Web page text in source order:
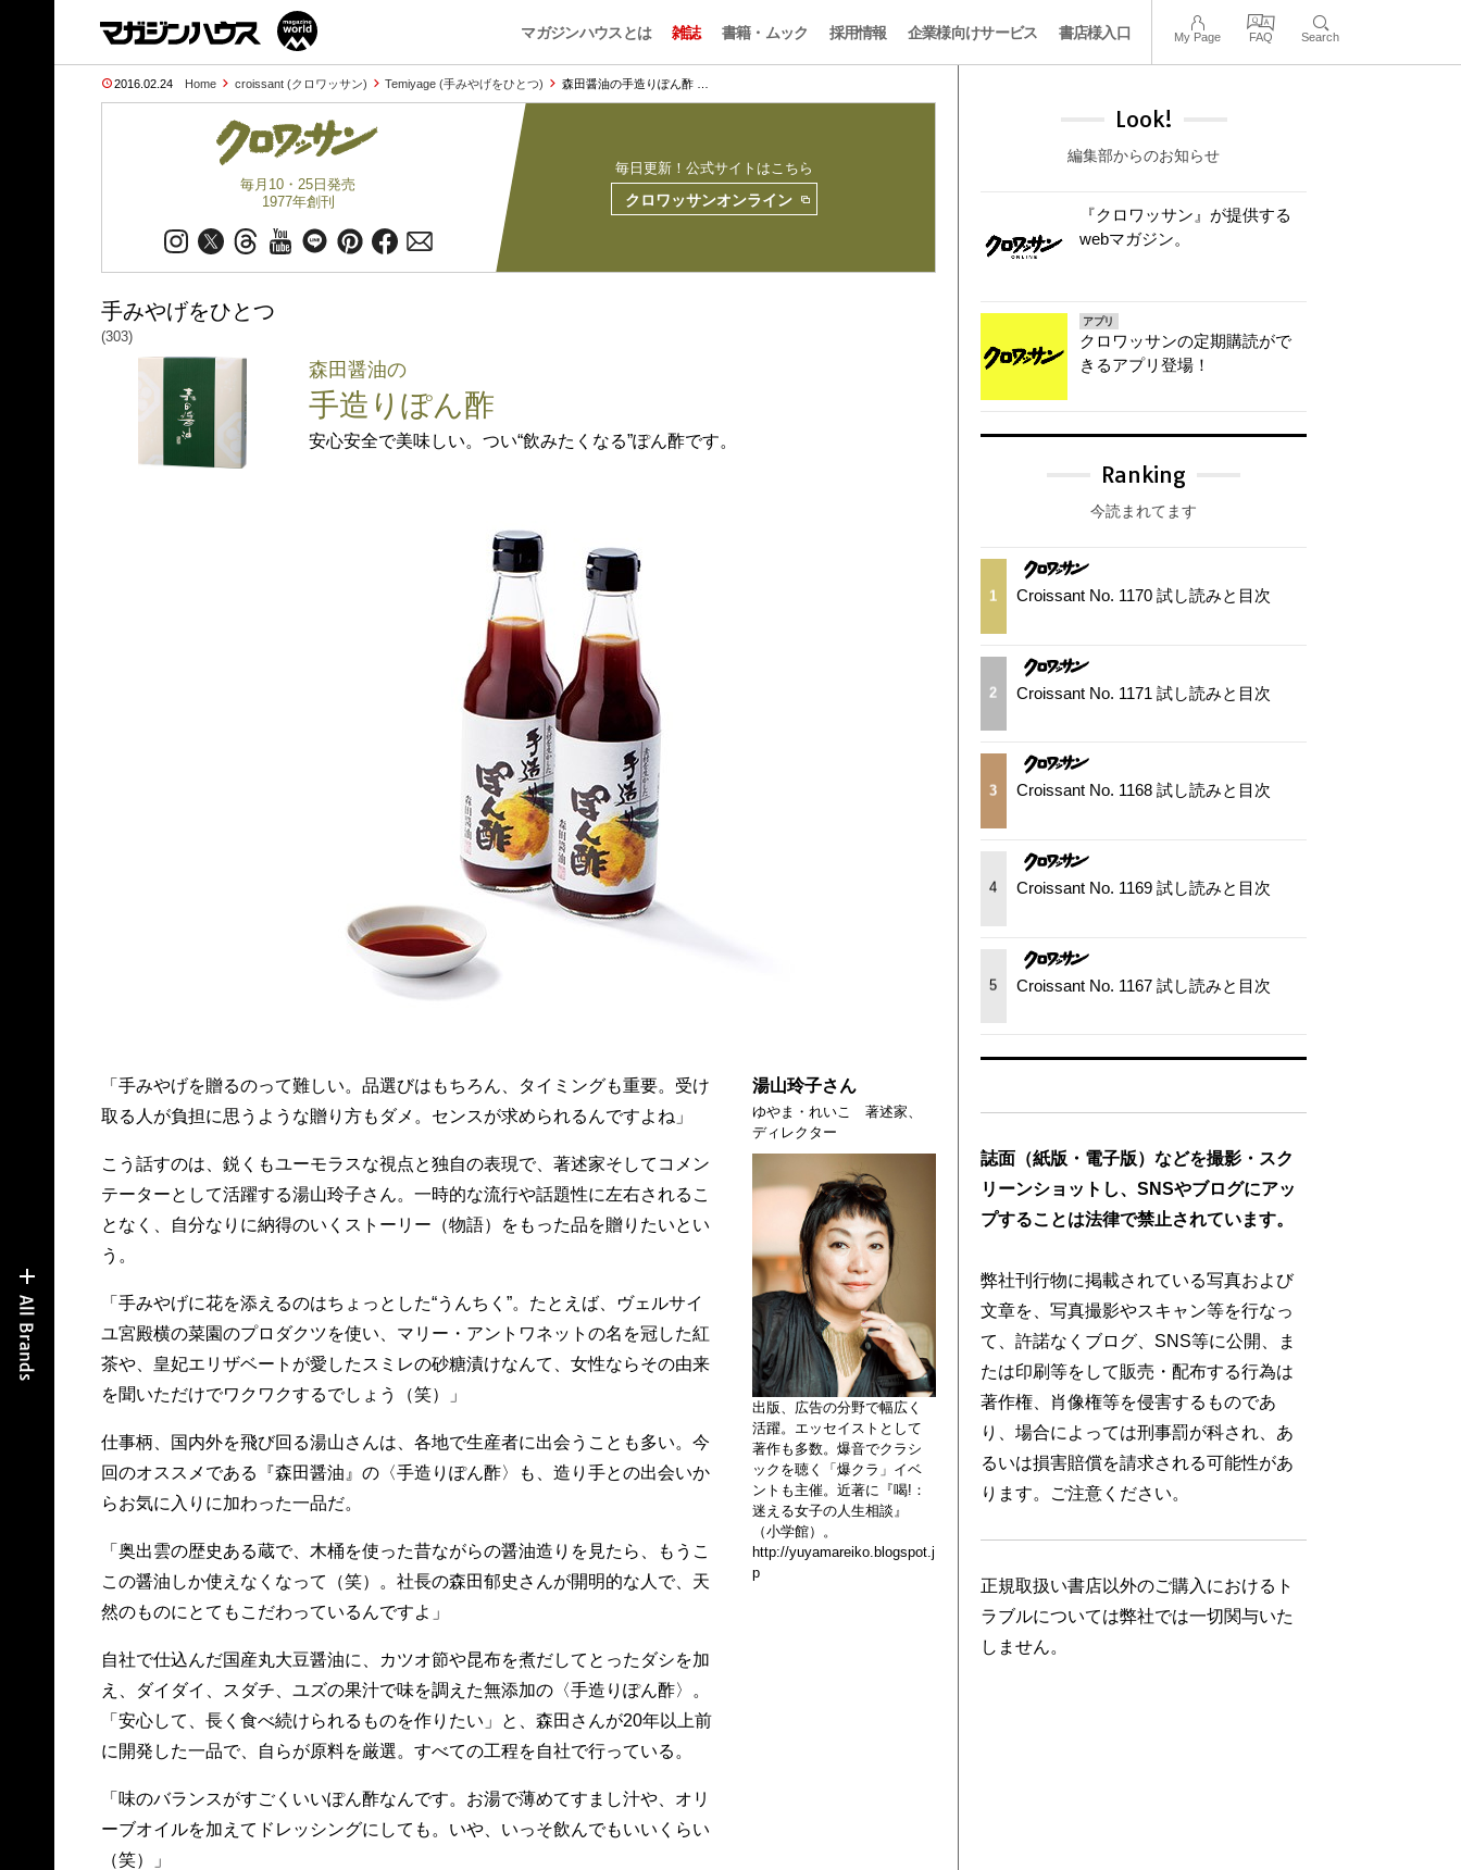
マガジンハウスとは 雑誌 書籍・ムック 採用情報 企業様向けサービス 書店様入口 My Page FAQ Search
2016.02.24 Home croissant (クロワッサン) Temiyage (手みやげをひとつ) 森田醤油の手造りぽん酢 …
毎月10・25日発売
1977年創刊
毎日更新！公式サイトはこちら
クロワッサンオンライン
手みやげをひとつ
(303)
森田醤油の
手造りぽん酢
安心安全で美味しい。つい“飲みたくなる”ぽん酢です。
「手みやげを贈るのって難しい。品選びはもちろん、タイミングも重要。受け
取る人が負担に思うような贈り方もダメ。センスが求められるんですよね」
こう話すのは、鋭くもユーモラスな視点と独自の表現で、著述家そしてコメン
テーターとして活躍する湯山玲子さん。一時的な流行や話題性に左右されるこ
となく、自分なりに納得のいくストーリー（物語）をもった品を贈りたいとい
う。
「手みやげに花を添えるのはちょっとした“うんちく”。たとえば、ヴェルサイ
ユ宮殿横の菜園のプロダクツを使い、マリー・アントワネットの名を冠した紅
茶や、皇妃エリザベートが愛したスミレの砂糖漬けなんて、女性ならその由来
を聞いただけでワクワクするでしょう（笑）」
仕事柄、国内外を飛び回る湯山さんは、各地で生産者に出会うことも多い。今
回のオススメである『森田醤油』の〈手造りぽん酢〉も、造り手との出会いか
らお気に入りに加わった一品だ。
「奥出雲の歴史ある蔵で、木桶を使った昔ながらの醤油造りを見たら、もうこ
この醤油しか使えなくなって（笑）。社長の森田郁史さんが開明的な人で、天
然のものにとてもこだわっているんですよ」
自社で仕込んだ国産丸大豆醤油に、カツオ節や昆布を煮だしてとったダシを加
え、ダイダイ、スダチ、ユズの果汁で味を調えた無添加の〈手造りぽん酢〉。
「安心して、長く食べ続けられるものを作りたい」と、森田さんが20年以上前
に開発した一品で、自らが原料を厳選。すべての工程を自社で行っている。
「味のバランスがすごくいいぽん酢なんです。お湯で薄めてすまし汁や、オリ
ーブオイルを加えてドレッシングにしても。いや、いっそ飲んでもいいくらい
（笑）」
湯山玲子さん
ゆやま・れいこ 著述家、
ディレクター
出版、広告の分野で幅広く
活躍。エッセイストとして
著作も多数。爆音でクラシ
ックを聴く「爆クラ」イベ
ントも主催。近著に『喝!：
迷える女子の人生相談』
（小学館）。
http://yuyamareiko.blogspot.j
p
Look!
編集部からのお知らせ
『クロワッサン』が提供する
webマガジン。
アプリ
クロワッサンの定期購読がで
きるアプリ登場！
Ranking
今読まれてます
1 Croissant No. 1170 試し読みと目次
2 Croissant No. 1171 試し読みと目次
3 Croissant No. 1168 試し読みと目次
4 Croissant No. 1169 試し読みと目次
5 Croissant No. 1167 試し読みと目次
誌面（紙版・電子版）などを撮影・スク
リーンショットし、SNSやブログにアッ
プすることは法律で禁止されています。
弊社刊行物に掲載されている写真および
文章を、写真撮影やスキャン等を行なっ
て、許諾なくブログ、SNS等に公開、ま
たは印刷等をして販売・配布する行為は
著作権、肖像権等を侵害するものであ
り、場合によっては刑事罰が科され、あ
るいは損害賠償を請求される可能性があ
ります。ご注意ください。
正規取扱い書店以外のご購入におけるト
ラブルについては弊社では一切関与いた
しません。